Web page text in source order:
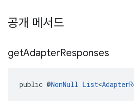
공개 메서드
getAdapterResponses
public @NonNull List<